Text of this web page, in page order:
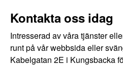
Kontakta oss idag
Intresserad av våra tjänster
runt på vår webbsida eller
Kabelgatan 2E i Kungsbacka